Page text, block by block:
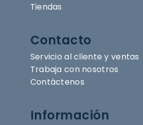
Tiendas
Contacto
Servicio al cliente y ventas
Trabaja con nosotros
Contáctenos
Información